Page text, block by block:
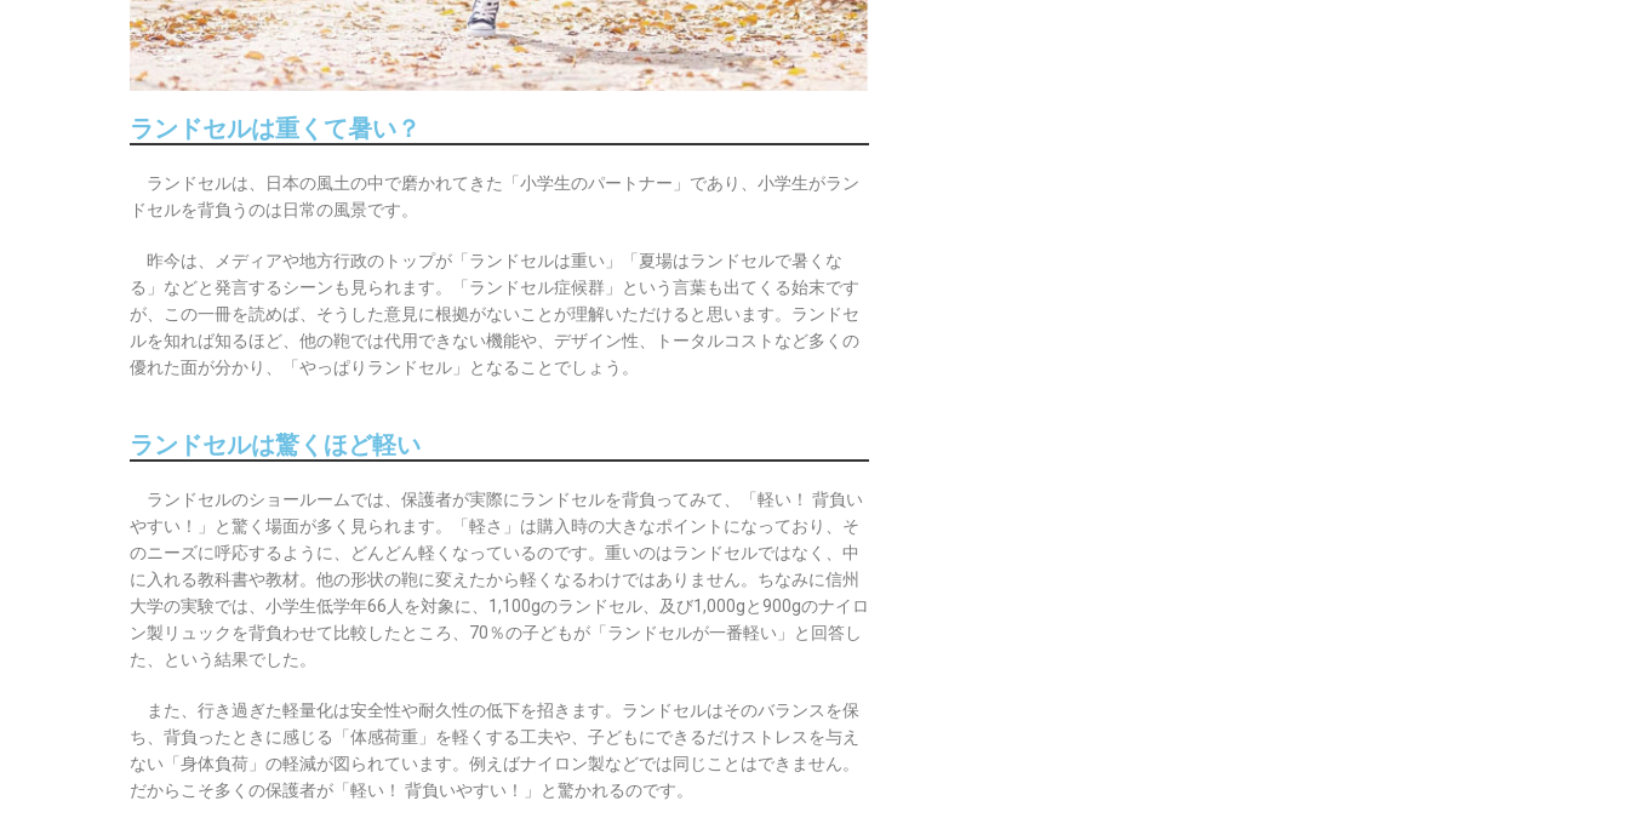
ランドセルは重くて暑い？
ランドセルは、日本の風土の中で磨かれてきた「小学生のパートナー」であり、小学生がラン
ドセルを背負うのは日常の風景です。
昨今は、メディアや地方行政のトップが「ランドセルは重い」「夏場はランドセルで暑くな
る」などと発言するシーンも見られます。「ランドセル症候群」という言葉も出てくる始末です
が、この一冊を読めば、そうした意見に根拠がないことが理解いただけると思います。ランドセ
ルを知れば知るほど、他の鞄では代用できない機能や、デザイン性、トータルコストなど多くの
優れた面が分かり、「やっぱりランドセル」となることでしょう。
ランドセルは驚くほど軽い
ランドセルのショールームでは、保護者が実際にランドセルを背負ってみて、「軽い！ 背負い
やすい！」と驚く場面が多く見られます。「軽さ」は購入時の大きなポイントになっており、そ
のニーズに呼応するように、どんどん軽くなっているのです。重いのはランドセルではなく、中
に入れる教科書や教材。他の形状の鞄に変えたから軽くなるわけではありません。ちなみに信州
大学の実験では、小学生低学年66人を対象に、1,100gのランドセル、及び1,000gと900gのナイロ
ン製リュックを背負わせて比較したところ、70％の子どもが「ランドセルが一番軽い」と回答し
た、という結果でした。
また、行き過ぎた軽量化は安全性や耐久性の低下を招きます。ランドセルはそのバランスを保
ち、背負ったときに感じる「体感荷重」を軽くする工夫や、子どもにできるだけストレスを与え
ない「身体負荷」の軽減が図られています。例えばナイロン製などでは同じことはできません。
だからこそ多くの保護者が「軽い！ 背負いやすい！」と驚かれるのです。